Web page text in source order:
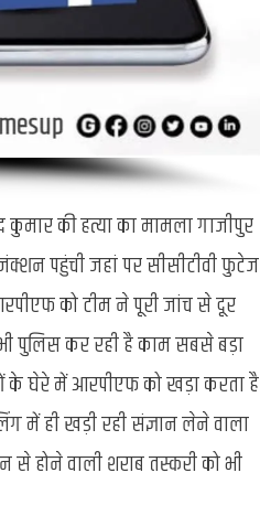
की हत्या का मामला गाजीपुर
पहुंची जहां पर सीसीटीवी फुटेज
को टीम ने पूरी जांच से दूर
पुलिस कर रही है काम सबसे बड़ा
के घेरे में आरपीएफ को खड़ा करता है
में ही खड़ी रही संज्ञान लेने वाला
से होने वाली शराब तस्करी को भी